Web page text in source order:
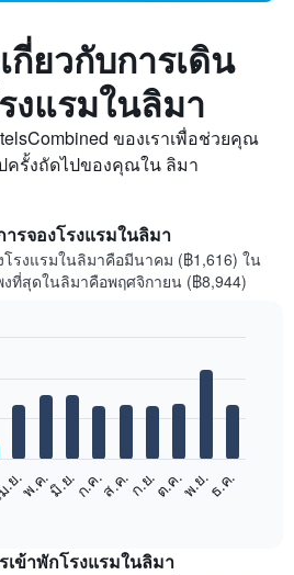
กี่ยวกับการเดิน
งแรมในลิมา
ของเราเพื่อช่วยคุณ
ครั้งถัดไปของคุณใน ลิมา
รจองโรงแรมในลิมา
รงแรมในลิมาคือมีนาคม (฿1,616) ใน
ที่สุดในลิมาคือพฤศจิกายน (฿8,944)
ย.พ.ค.มิ.ย.ก.ค.ส.ค.ก.ย.ต.ค.พ.ย.ธ.ค.
ข้าพักโรงแรมในลิมา